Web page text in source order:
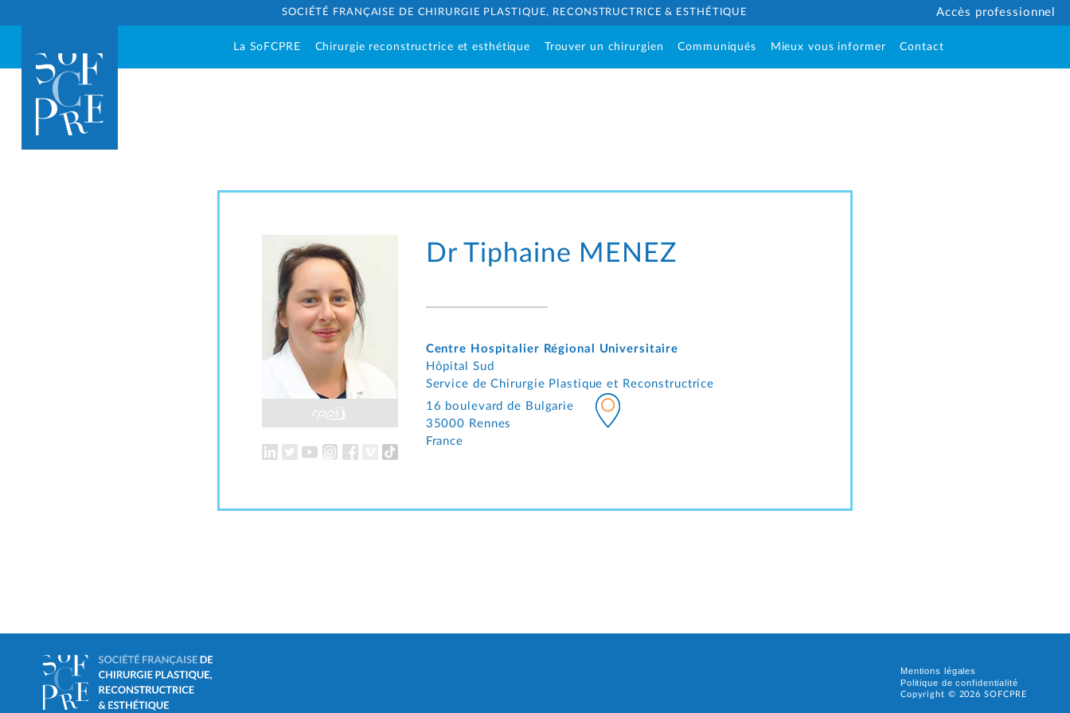
SOCIÉTÉ FRANÇAISE DE CHIRURGIE PLASTIQUE, RECONSTRUCTRICE & ESTHÉTIQUE Accès professionnel
La SoFCPRE Chirurgie reconstructrice et esthétique Trouver un chirurgien Communiqués Mieux vous informer Contact
Dr Tiphaine MENEZ
Centre Hospitalier Régional Universitaire
Hôpital Sud
Service de Chirurgie Plastique et Reconstructrice
16 boulevard de Bulgarie
35000 Rennes
France
Mentions légales
Politique de confidentialité
Copyright © 2026 SOFCPRE